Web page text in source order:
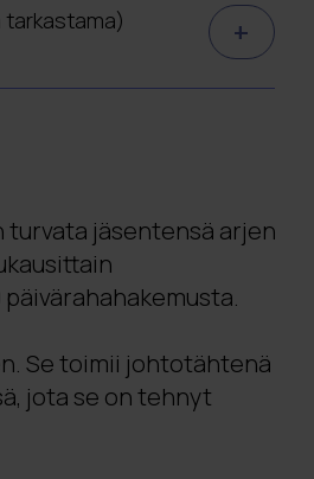
tarkastama)
käsittelijöiden
ja joustavaa,
ja laadun.
+
turvata jäsentensä arjen
Se toimii johtotähtenä
jota se on tehnyt